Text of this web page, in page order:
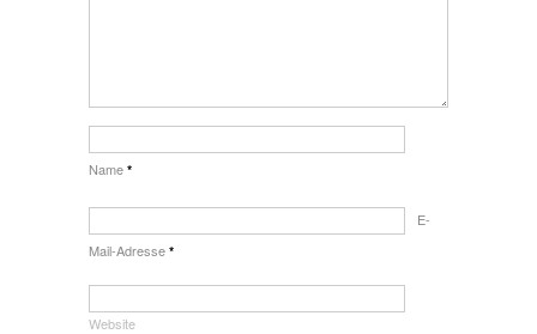
Name *
E-
Mail-Adresse *
Website